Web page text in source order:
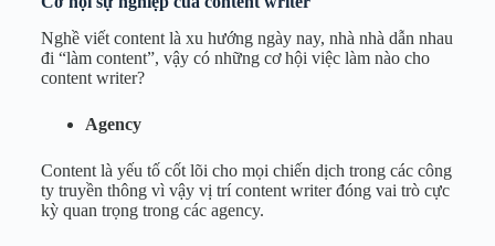
Nghề viết content là xu hướng ngày nay, nhà nhà dẫn nhau
đi “làm content”, vậy có những cơ hội việc làm nào cho
content writer?
Agency
Content là yếu tố cốt lõi cho mọi chiến dịch trong các công
ty truyền thông vì vậy vị trí content writer đóng vai trò cực
kỳ quan trọng trong các agency.